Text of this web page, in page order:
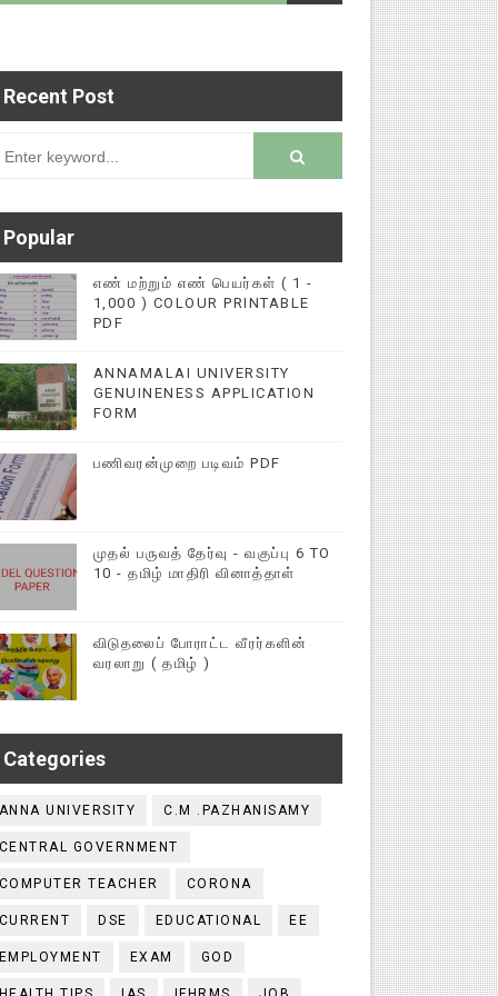
மின்னல் கல்விச் செய்தி இணையதளத்தில்
Recent Post
Popular
எண் மற்றும் எண் பெயர்கள் ( 1 -
1,000 ) COLOUR PRINTABLE
PDF
ANNAMALAI UNIVERSITY
GENUINENESS APPLICATION
FORM
பணிவரன்முறை படிவம் PDF
முதல் பருவத் தேர்வு - வகுப்பு 6 TO
10 - தமிழ் மாதிரி வினாத்தாள்
விடுதலைப் போராட்ட வீரர்களின்
வரலாறு ( தமிழ் )
Categories
ANNA UNIVERSITY C.M .PAZHANISAMY
CENTRAL GOVERNMENT
COMPUTER TEACHER CORONA
CURRENT DSE EDUCATIONAL EE
EMPLOYMENT EXAM GOD